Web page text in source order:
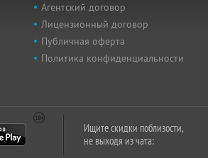
Агентский договор
Лицензионный договор
Публичная оферта
Политика конфиденциальности
Ищите скидки поблизости,
не выходя из чата: